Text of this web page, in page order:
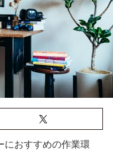
におすすめの作業環